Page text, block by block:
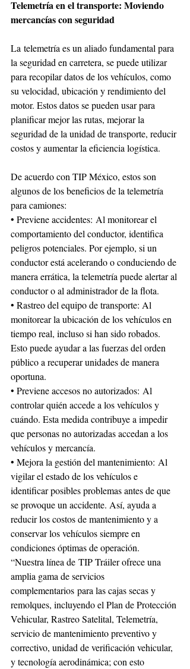
Telemetría en el transporte: Moviendo
mercancías con seguridad
La telemetría es un aliado fundamental para
la seguridad en carretera, se puede utilizar
para recopilar datos de los vehículos, como
su velocidad, ubicación y rendimiento del
motor. Estos datos se pueden usar para
planificar mejor las rutas, mejorar la
seguridad de la unidad de transporte, reducir
costos y aumentar la eficiencia logística.
De acuerdo con TIP México, estos son
algunos de los beneficios de la telemetría
para camiones:
• Previene accidentes: Al monitorear el
comportamiento del conductor, identifica
peligros potenciales. Por ejemplo, si un
conductor está acelerando o conduciendo de
manera errática, la telemetría puede alertar al
conductor o al administrador de la flota.
• Rastreo del equipo de transporte: Al
monitorear la ubicación de los vehículos en
tiempo real, incluso si han sido robados.
Esto puede ayudar a las fuerzas del orden
público a recuperar unidades de manera
oportuna.
• Previene accesos no autorizados: Al
controlar quién accede a los vehículos y
cuándo. Esta medida contribuye a impedir
que personas no autorizadas accedan a los
vehículos y mercancía.
• Mejora la gestión del mantenimiento: Al
vigilar el estado de los vehículos e
identificar posibles problemas antes de que
se provoque un accidente. Así, ayuda a
reducir los costos de mantenimiento y a
conservar los vehículos siempre en
condiciones óptimas de operación.
“Nuestra línea de TIP Tráiler ofrece una
amplia gama de servicios
complementarios para las cajas secas y
remolques, incluyendo el Plan de Protección
Vehicular, Rastreo Satelital, Telemetría,
servicio de mantenimiento preventivo y
correctivo, unidad de verificación vehicular,
y tecnología aerodinámica; con esto